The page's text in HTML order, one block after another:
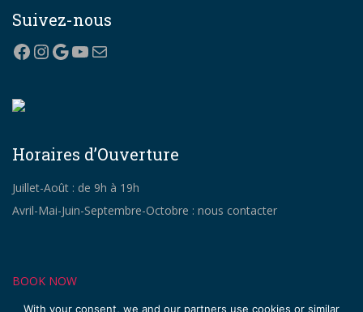
Suivez-nous
Facebook
Instagram
Google
YouTube
Mail
Horaires d’Ouverture
Juillet-Août : de 9h à 19h
Avril-Mai-Juin-Septembre-Octobre : nous contacter
BOOK NOW
With your consent, we and our partners use cookies or similar